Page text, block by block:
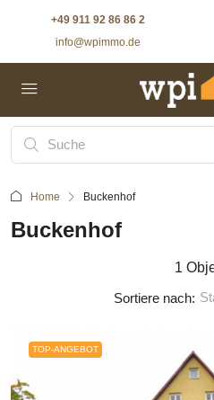
+49 911 92 86 86 2
info@wpimmo.de
Home Buckenhof
Buckenhof
1
Sortiere nach:
TOP-ANGEBOT